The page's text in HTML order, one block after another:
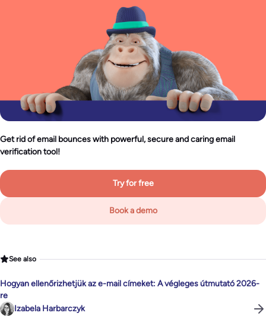
Get rid of email bounces with powerful, secure and caring email
verification tool!
Try for free
Book a demo
See also
Hogyan ellenőrizhetjük az e-mail címeket: A végleges útmutató 2026-
re
Izabela Harbarczyk